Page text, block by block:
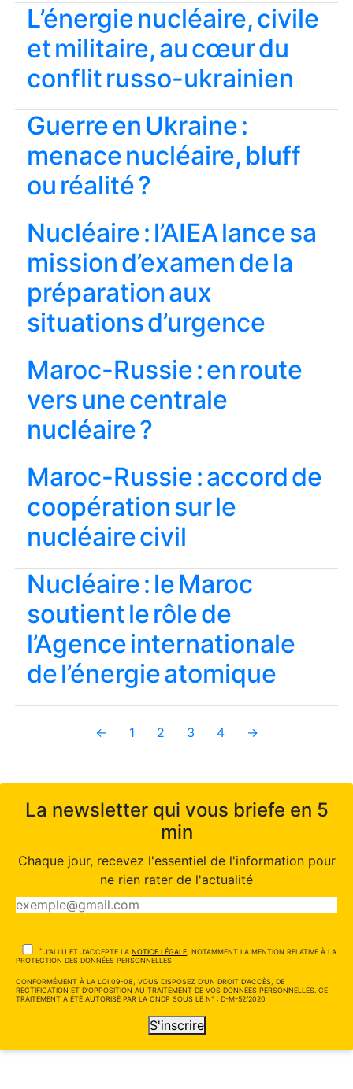
L’énergie nucléaire, civile
et militaire, au cœur du
conflit russo-ukrainien
Guerre en Ukraine :
menace nucléaire, bluff
ou réalité ?
Nucléaire : l’AIEA lance sa
mission d’examen de la
préparation aux
situations d’urgence
Maroc-Russie : en route
vers une centrale
nucléaire ?
Maroc-Russie : accord de
coopération sur le
nucléaire civil
Nucléaire : le Maroc
soutient le rôle de
l’Agence internationale
de l’énergie atomique
← 1 2 3 4 →
La newsletter qui vous briefe en 5
min
Chaque jour, recevez l'essentiel de l'information pour
ne rien rater de l'actualité
* J'AI LU ET J'ACCEPTE LA NOTICE LÉGALE , NOTAMMENT LA MENTION RELATIVE À LA
PROTECTION DES DONNÉES PERSONNELLES
CONFORMÉMENT À LA LOI 09-08, VOUS DISPOSEZ D'UN DROIT D'ACCÈS, DE
RECTIFICATION ET D'OPPOSITION AU TRAITEMENT DE VOS DONNÉES PERSONNELLES. CE
TRAITEMENT A ÉTÉ AUTORISÉ PAR LA CNDP SOUS LE N° : D-M-52/2020
S'inscrire